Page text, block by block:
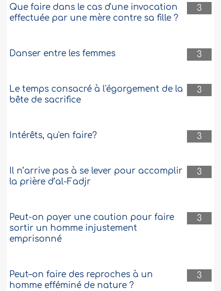
3
Que faire dans le cas d'une invocation
effectuée par une mère contre sa fille ?
3
Danser entre les femmes
3
Le temps consacré à l'égorgement de la
bête de sacrifice
3
Intérêts, qu'en faire?
3
Il n’arrive pas à se lever pour accomplir
la prière d’al-Fadjr
3
Peut-on payer une caution pour faire
sortir un homme injustement
emprisonné
3
Peut–on faire des reproches à un
homme efféminé de nature ?